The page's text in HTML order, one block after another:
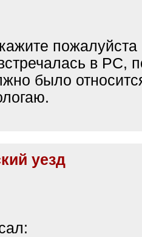
пожалуйста
в РС,
было
уезд